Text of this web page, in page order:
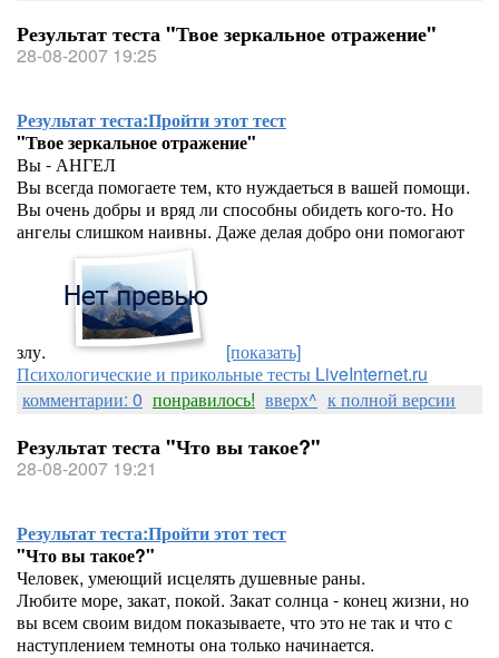
Результат теста "Твое зеркальное отражение"
28-08-2007 19:25
Результат теста:Пройти этот тест
"Твое зеркальное отражение"
Вы - АНГЕЛ
Вы всегда помогаете тем, кто нуждаеться в вашей помощи.
Вы очень добры и вряд ли способны обидеть кого-то. Но
ангелы слишком наивны. Даже делая добро они помогают
злу.
[показать]
Психологические и прикольные тесты LiveInternet.ru
комментарии: 0 понравилось! вверх^ к полной версии
Результат теста "Что вы такое?"
28-08-2007 19:21
Результат теста:Пройти этот тест
"Что вы такое?"
Человек, умеющий исцелять душевные раны.
Любите море, закат, покой. Закат солнца - конец жизни, но
вы всем своим видом показываете, что это не так и что с
наступлением темноты она только начинается.